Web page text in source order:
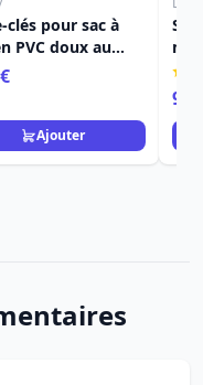
clés pour sac à
PVC doux au
Raiponce -
Princesses
Ajouter